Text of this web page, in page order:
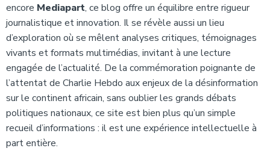
encore Mediapart, ce blog offre un équilibre entre rigueur
journalistique et innovation. Il se révèle aussi un lieu
d’exploration où se mêlent analyses critiques, témoignages
vivants et formats multimédias, invitant à une lecture
engagée de l’actualité. De la commémoration poignante de
l’attentat de Charlie Hebdo aux enjeux de la désinformation
sur le continent africain, sans oublier les grands débats
politiques nationaux, ce site est bien plus qu’un simple
recueil d’informations : il est une expérience intellectuelle à
part entière.